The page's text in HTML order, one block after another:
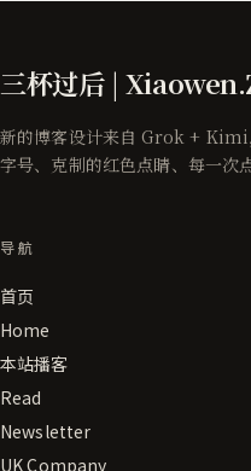
三杯过后 |
新的博客设计来自 Grok + Kimi
字号、克制的红色点睛、每一次
导航
首页
Home
本站播客
Read
Newsletter
UK Company